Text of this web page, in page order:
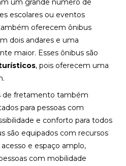
um grande número de
escolares ou eventos
oferecem ônibus
dois andares e uma
maior. Esses ônibus são
, pois oferecem uma
de fretamento também
para pessoas com
e conforto para todos
são equipados com recursos
e espaço amplo,
com mobilidade